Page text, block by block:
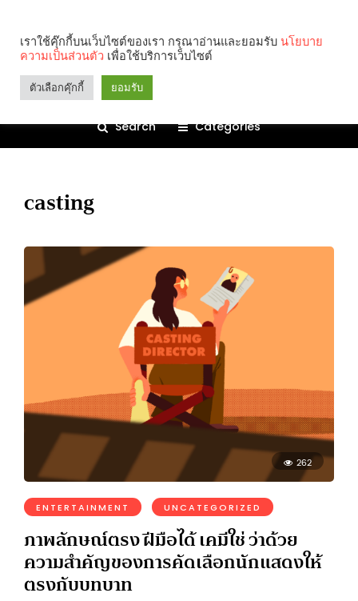
Search Categories
casting
262
ENTERTAINMENT UNCATEGORIZED
ภาพลักษณ์ตรง ฝีมือได้ เคมีใช่ ว่าด้วย
ความสำคัญของการคัดเลือกนักแสดงให้
ตรงกับบทบาท
เราใช้คุ๊กกี้บนเว็บไซต์ของเรา กรุณาอ่านและยอมรับ นโยบาย
ความเป็นส่วนตัว เพื่อใช้บริการเว็บไซต์
ตัวเลือกคุ๊กกี้ ยอมรับ